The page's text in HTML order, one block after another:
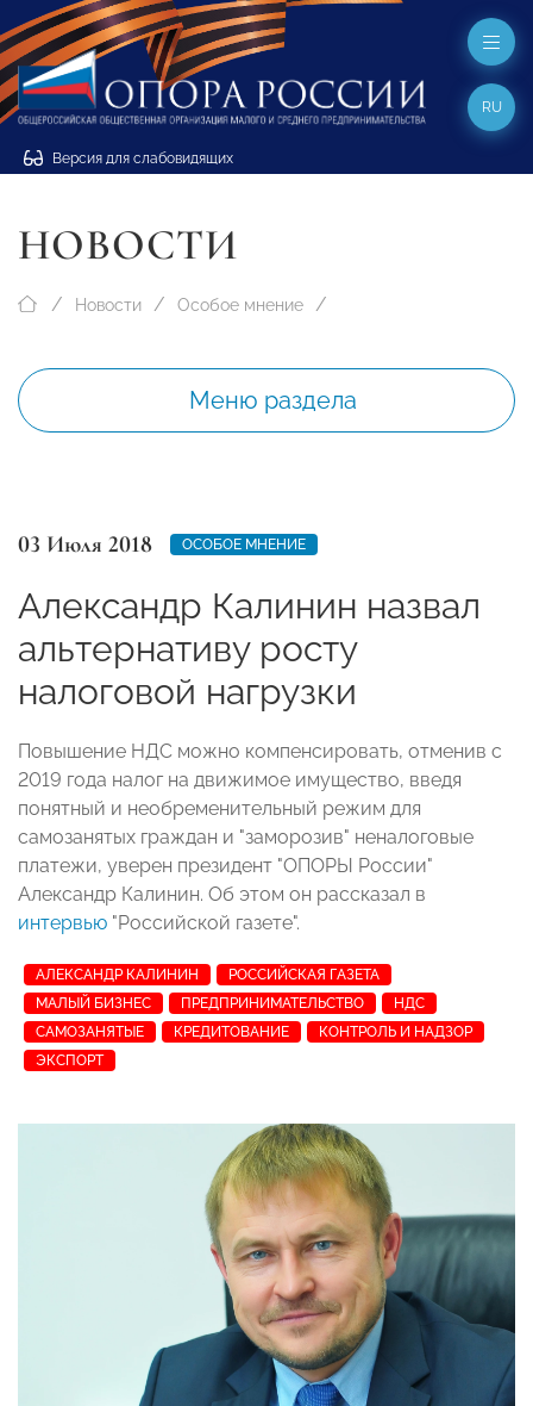
Версия для слабовидящих
RU
НОВОСТИ
Новости Особое мнение
Меню раздела
03 Июля 2018 ОСОБОЕ МНЕНИЕ
Александр Калинин назвал
альтернативу росту
налоговой нагрузки
Повышение НДС можно компенсировать, отменив с
2019 года налог на движимое имущество, введя
понятный и необременительный режим для
самозанятых граждан и "заморозив" неналоговые
платежи, уверен президент "ОПОРЫ России"
Александр Калинин. Об этом он рассказал в
интервью "Российской газете".
АЛЕКСАНДР КАЛИНИН
РОССИЙСКАЯ ГАЗЕТА
МАЛЫЙ БИЗНЕС
ПРЕДПРИНИМАТЕЛЬСТВО
НДС
САМОЗАНЯТЫЕ
КРЕДИТОВАНИЕ
КОНТРОЛЬ И НАДЗОР
ЭКСПОРТ